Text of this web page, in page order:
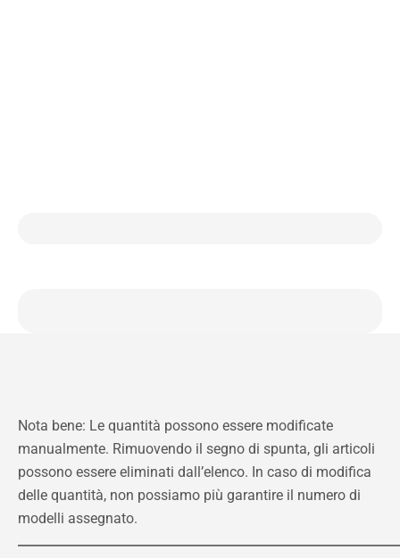
Nota bene: Le quantità possono essere modificate
manualmente. Rimuovendo il segno di spunta, gli articoli
possono essere eliminati dall’elenco. In caso di modifica
delle quantità, non possiamo più garantire il numero di
modelli assegnato.